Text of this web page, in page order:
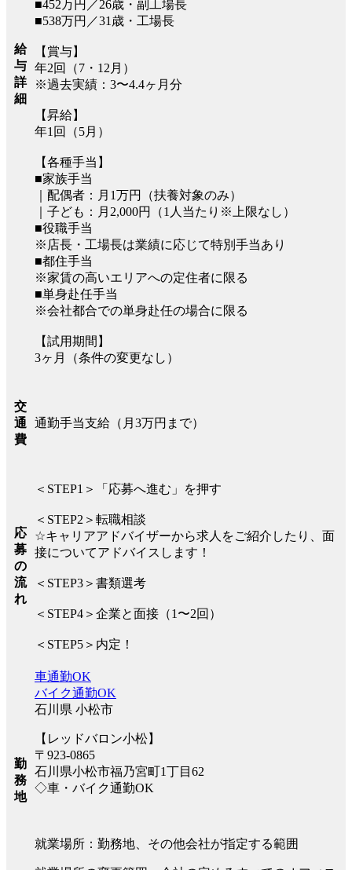
給
与
詳
細
■452万円／26歳・副工場長
■538万円／31歳・工場長
【賞与】
年2回（7・12月）
※過去実績：3〜4.4ヶ月分
【昇給】
年1回（5月）
【各種手当】
■家族手当
｜配偶者：月1万円（扶養対象のみ）
｜子ども：月2,000円（1人当たり※上限なし）
■役職手当
※店長・工場長は業績に応じて特別手当あり
■都住手当
※家賃の高いエリアへの定住者に限る
■単身赴任手当
※会社都合での単身赴任の場合に限る
【試用期間】
3ヶ月（条件の変更なし）
交
通
費
通勤手当支給（月3万円まで）
応
募
の
流
れ
＜STEP1＞「応募へ進む」を押す
＜STEP2＞転職相談
☆キャリアアドバイザーから求人をご紹介したり、面
接についてアドバイスします！
＜STEP3＞書類選考
＜STEP4＞企業と面接（1〜2回）
＜STEP5＞内定！
勤
務
地
車通勤OK
バイク通勤OK
石川県 小松市
【レッドバロン小松】
〒923-0865
石川県小松市福乃宮町1丁目62
◇車・バイク通勤OK
就業場所：勤務地、その他会社が指定する範囲